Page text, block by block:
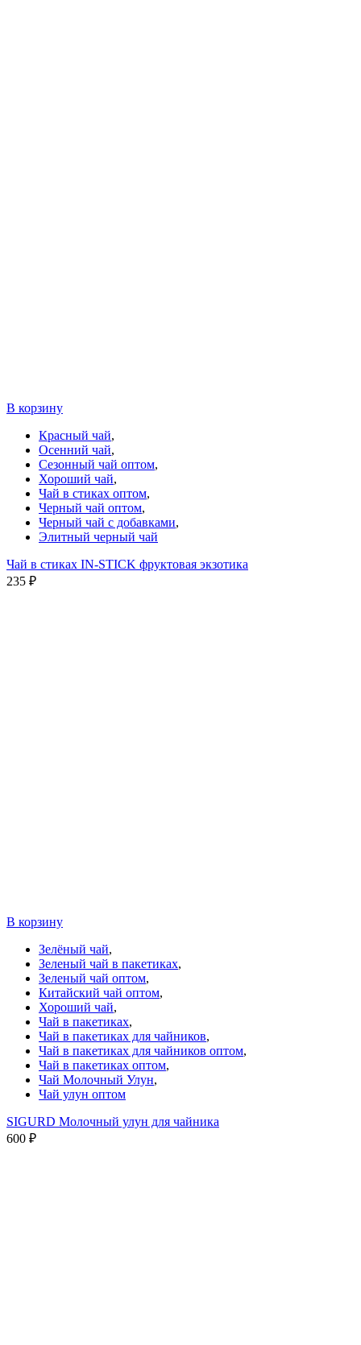
В корзину
Красный чай,
Осенний чай,
Сезонный чай оптом,
Хороший чай,
Чай в стиках оптом,
Черный чай оптом,
Черный чай с добавками,
Элитный черный чай
Чай в стиках IN-STICK фруктовая экзотика
235 ₽
В корзину
Зелёный чай,
Зеленый чай в пакетиках,
Зеленый чай оптом,
Китайский чай оптом,
Хороший чай,
Чай в пакетиках,
Чай в пакетиках для чайников,
Чай в пакетиках для чайников оптом,
Чай в пакетиках оптом,
Чай Молочный Улун,
Чай улун оптом
SIGURD Молочный улун для чайника
600 ₽